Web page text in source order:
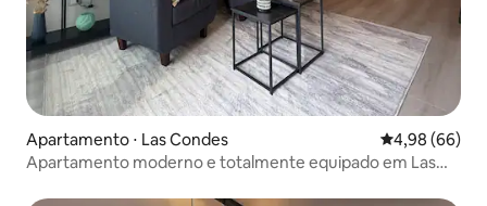
Apartamento ⋅ Las Condes 4,98 de uma
4,98 (66)
Apartamento moderno e totalmente equipado em Las